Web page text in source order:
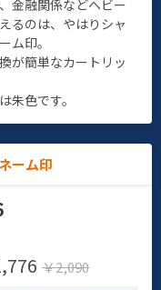
金融関係などヘビー
るのは、やはりシャ
ム印。
が簡単なカートリッ
朱色です。
ーム印
￥2,090